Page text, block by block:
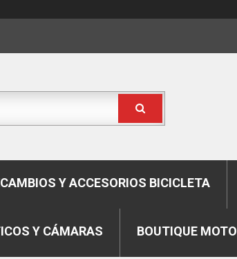
Y ACCESORIOS BICICLETA
Y CÁMARAS BOUTIQUE MOTO